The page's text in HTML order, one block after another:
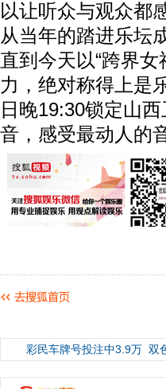
以让听众与观众都
从当年的踏进乐坛
直到今天以“跨界
力，绝对称得上是
日晚19:30锁定山
音，感受最动人的
彩民车牌号投注中3.9万 双